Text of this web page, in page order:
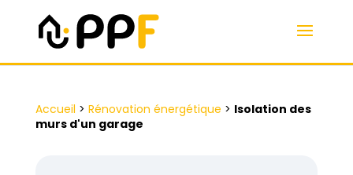
Accueil > Rénovation énergétique > Isolation des
murs d'un garage